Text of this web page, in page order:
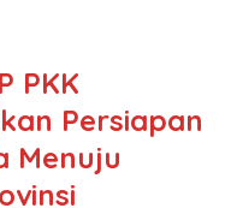
PKK
Persiapan
Menuju